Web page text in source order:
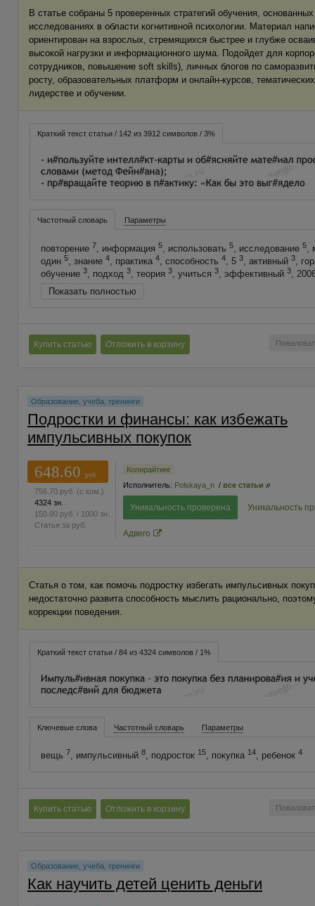
В статье собраны 5 проверенных стратегий обучения,
исследованиях в области когнитивной психологии. Материал
ориентирован на взрослых, стремящихся быстрее и глубже
высокой нагрузки и информационного шума. Подойдет для
сотрудников, повышение soft skills), личных блогов по
росту, образовательных платформ и онлайн-курсов,
лидерстве и обучении.
Краткий текст статьи / 142 из 3912 символов / 3%
Частотный словарь Параметры
повторение 7 , информация 5, использовать 5, исследование 5,
один 5, знание 4, практика 4, способность 4, 5 3, активный 3,
обучение 3, подход 3, теория 3, учиться 3, эффективный 3,
Показать полностью
Купить статью Отложить в корзину
Образование, учеба, тренинги
Подростки и финансы: как избежать
импульсивных покупок
648.60
руб.
756.70 руб. (с ком.)
4324 зн.
150.00 руб. / 1000 зн.
Статья за руб.
Копирайтинг
Исполнитель: Polskaya_n / все статьи
Уникальность проверена Уникальность
Адвего
Статья о том, как помочь подростку избегать импульсивных
недостаточно развита способность мыслить рационально,
коррекции поведения.
Краткий текст статьи / 84 из 4324 символов / 1%
Ключевые слова Частотный словарь Параметры
вещь 7, импульсивный 8, подросток 15, покупка 14, ребенок 4
Купить статью Отложить в корзину
Образование, учеба, тренинги
Как научить детей ценить деньги